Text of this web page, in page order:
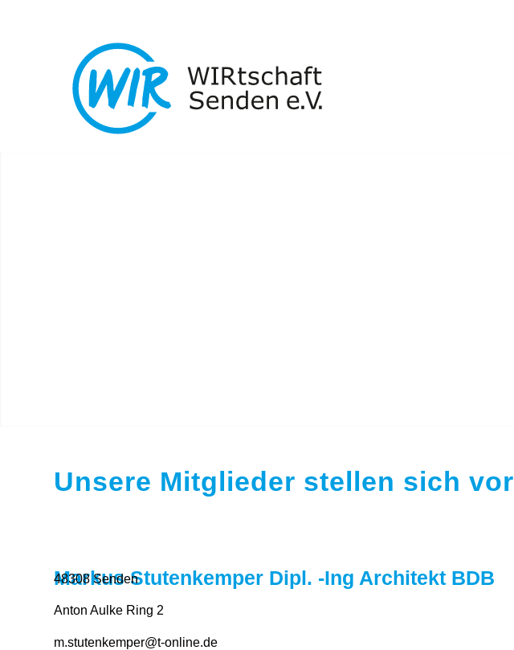
Unsere Mitglieder stellen sich vor
Markus Stutenkemper Dipl. -Ing Architekt BDB
48308 Senden
Anton Aulke Ring 2
m.stutenkemper@t-online.de